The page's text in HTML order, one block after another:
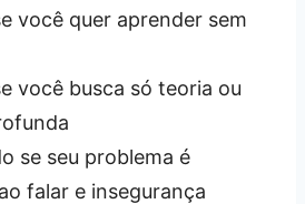
você quer aprender sem
você busca só teoria ou
se seu problema é
falar e insegurança